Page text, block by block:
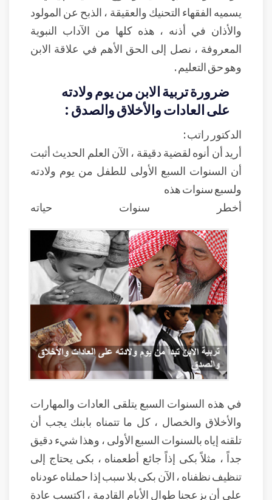
يسميه الفقهاء التحنيك والعقيقة ، الذبح عن المولود
والأذان في أذنه ، هذه كلها من الآداب النبوية
المعروفة ، نصل إلى الحق الأهم في علاقة الابن
وهو حق التعليم .
ضرورة تربية الابن من يوم ولادته
على العادات والأخلاق والصدق :
الدكتور راتب :
أريد أن أنوه لقضية دقيقة ، الآن العلم الحديث أثبت
أن السنوات السبع الأولى للطفل من يوم ولادته
ولسبع سنوات هذه
أخطر سنوات حياته
في هذه السنوات السبع يتلقى العادات والمهارات
والأخلاق والخصال ، كل ما تتمناه بابنك يجب أن
تلقنه إياه بالسنوات السبع الأولى ، وهذا شيء دقيق
جداً ، مثلاً بكى إذاً جائع أطعمناه ، بكى يحتاج إلى
تنظيف نظفناه ، الآن بكى بلا سبب إذا حملناه عودناه
على أن يزعجنا طوال الأيام القادمة ، اكتسب عادة